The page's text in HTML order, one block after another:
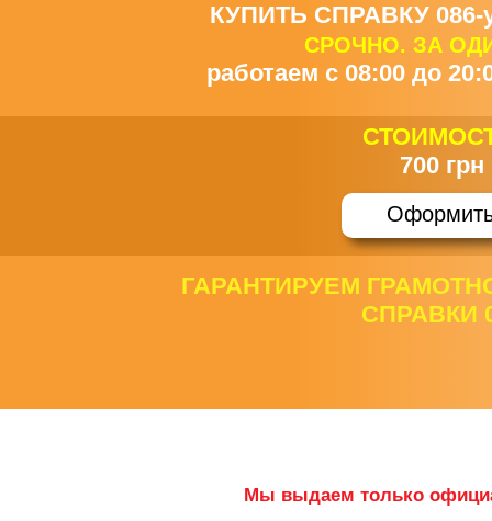
КУПИТЬ СПРАВКУ 086-у
СРОЧНО. ЗА
работаем с 08:00 до
700 грн
ГАРАНТИРУЕМ
СПРАВКИ
Мы выдаем только